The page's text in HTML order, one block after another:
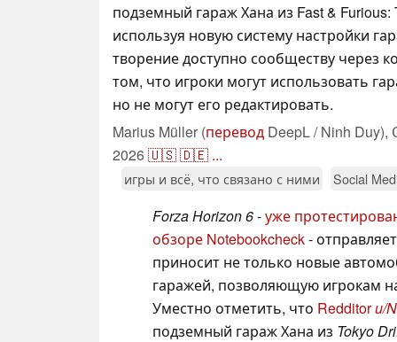
подземный гараж Хана из Fast & Furious:
используя новую систему настройки
творение доступно сообществу через
том, что игроки могут использовать
но не могут его редактировать.
Marius Müller (перевод DeepL / Ninh Duy),
2026🇺🇸🇩🇪 ...
игры и всё, что связано с ними Social
Forza Horizon 6-уже
обзоре Notebookcheck-
приносит не только новые
гаражей, позволяющую игрокам
Уместно отметить, что Redditoru/
подземный гараж Хана из Tokyo